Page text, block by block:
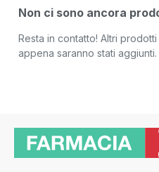
Non ci sono ancora
Resta in contatto! Altri
appena saranno stati aggiunti.